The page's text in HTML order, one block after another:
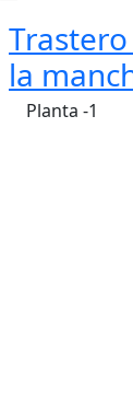
la
Planta -1